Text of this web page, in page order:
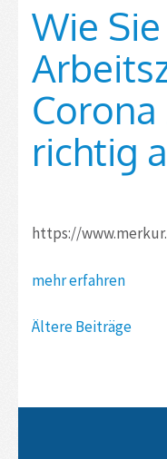
Wie
richtig
https://
mehr erfahren
Ältere Beiträge